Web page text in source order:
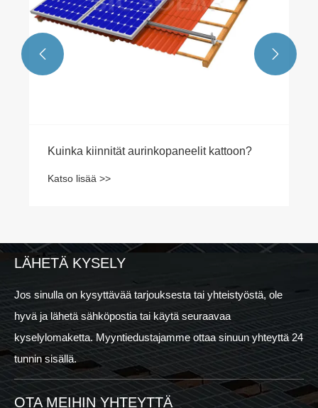
Kuinka kiinnität aurinkopaneelit kattoon?
Katso lisää >>
 
LÄHETÄ KYSELY
Jos sinulla on kysyttävää tarjouksesta tai yhteistyöstä, ole
hyvä ja lähetä sähköpostia tai käytä seuraavaa
kyselylomaketta. Myyntiedustajamme ottaa sinuun yhteyttä 24
tunnin sisällä.
OTA MEIHIN YHTEYTTÄ